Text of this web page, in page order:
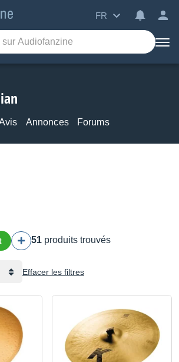
FR
Annonces Forums
51 produits trouvés
Effacer les filtres